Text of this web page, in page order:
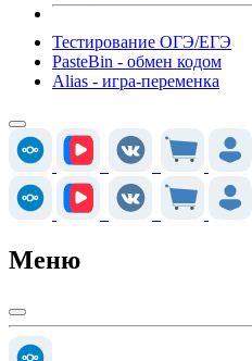
Тестирование ОГЭ/ЕГЭ
PasteBin - обмен кодом
Alias - игра-переменка
Меню